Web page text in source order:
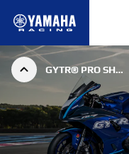
GYTR® GYTR® PRO SHOPS